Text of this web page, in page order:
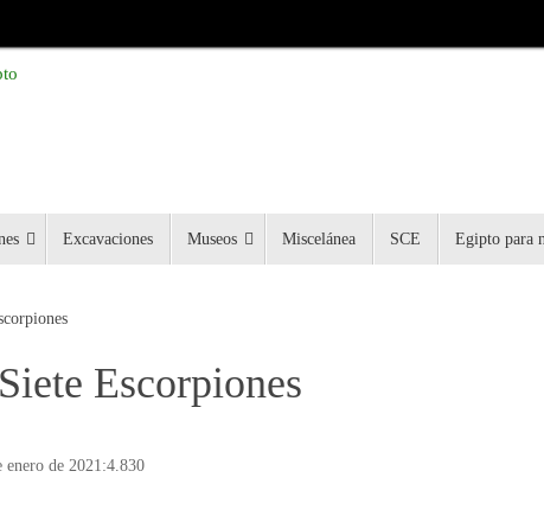
Excavaciones Museos Miscelánea SCE Egipto para
Escorpiones
enero de 2021:4.830